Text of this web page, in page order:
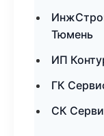
Тюмень
ИП
ГК
СК